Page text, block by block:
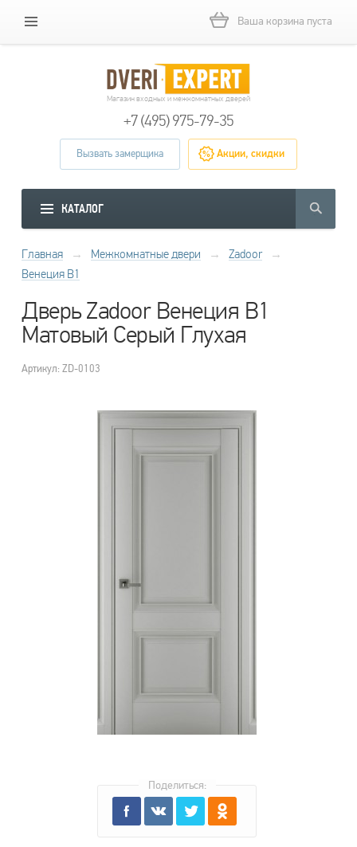
Ваша корзина пуста
Магазин входных и межкомнатных дверей
+7 (495) 975-79-35
Вызвать замерщика Акции, скидки
КАТАЛОГ
Главная → Межкомнатные двери → Zadoor
→
Венеция В1
Дверь Zadoor Венеция В1
Матовый Серый Глухая
Артикул: ZD-0103
Поделиться: